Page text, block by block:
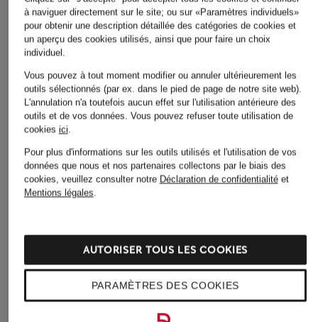
Initialement:149,99 €
Autres catégories
Bikinis pour Femmes
Blouses pour Femmes
Cardigans et gilets pour
Chaussures business pour
Robes de mariage civil
Femmes
Robes de soirée pour
Femmes
Robes pour Femmes
à naviguer directement sur le site; ou sur «Paramètres individuels»
pour obtenir une description détaillée des catégories de cookies et
un aperçu des cookies utilisés, ainsi que pour faire un choix
individuel.
Vous pouvez à tout moment modifier ou annuler ultérieurement les
outils sélectionnés (par ex. dans le pied de page de notre site web).
L'annulation n'a toutefois aucun effet sur l'utilisation antérieure des
outils et de vos données. Vous pouvez refuser toute utilisation de
cookies ici.
Pour plus d'informations sur les outils utilisés et l'utilisation de vos
données que nous et nos partenaires collectons par le biais des
cookies, veuillez consulter notre Déclaration de confidentialitéet
Mentions légales.
PARAMÈTRES DES COOKIES
AUTORISER TOUS LES COOKIES